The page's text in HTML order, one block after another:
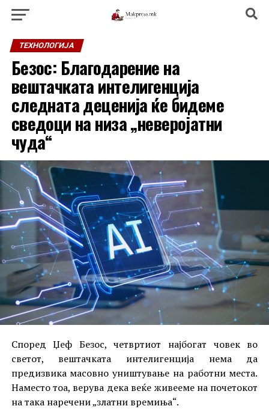
ТЕХНОЛОГИЈА
Безос: Благодарение на
вештачката интелигенција
следната деценија ќе бидеме
сведоци на низа „неверојатни
чуда“
Според Џеф Безос, четвртиот најбогат човек во
светот, вештачката интелигенција нема да
предизвика масовно уништување на работни места.
Наместо тоа, верува дека веќе живееме на почетокот
на така наречени „златни времиња“.